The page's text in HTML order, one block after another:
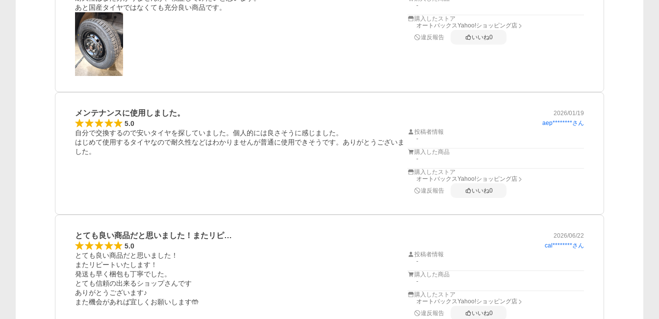
あと国産タイヤではなくても充分良い商品です。
-
購入したストア
オートバックスYahoo!ショッピング店
違反報告
いいね0
メンテナンスに使用しました。 2026/01/19
5.0 aep********さん
自分で交換するので安いタイヤを探していました。個人的には良さそうに感じました。
はじめて使用するタイヤなので耐久性などはわかりませんが普通に使用できそうです。ありがとうございま
した。
投稿者情報
-
購入した商品
-
購入したストア
オートバックスYahoo!ショッピング店
違反報告
いいね0
とても良い商品だと思いました！またリピ… 2026/06/22
5.0 cal********さん
とても良い商品だと思いました！
またリピートいたします！
発送も早く梱包も丁寧でした。
とても信頼の出来るショップさんです
ありがとうございます♪
また機会があれば宜しくお願いします🤲
投稿者情報
-
購入した商品
-
購入したストア
オートバックスYahoo!ショッピング店
違反報告
いいね0